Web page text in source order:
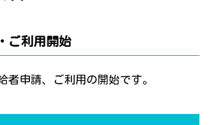
ご利用開始
者申請、ご利用の開始です。